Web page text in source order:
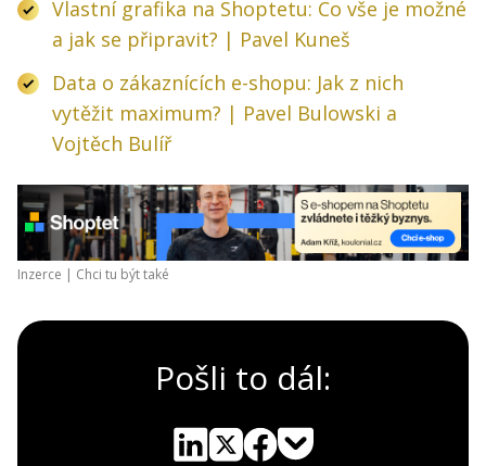
Vlastní grafika na Shoptetu: Co vše je možné
a jak se připravit? | Pavel Kuneš
Data o zákaznících e-shopu: Jak z nich
vytěžit maximum? | Pavel Bulowski a
Vojtěch Bulíř
Inzerce | Chci tu být také
Pošli to dál: